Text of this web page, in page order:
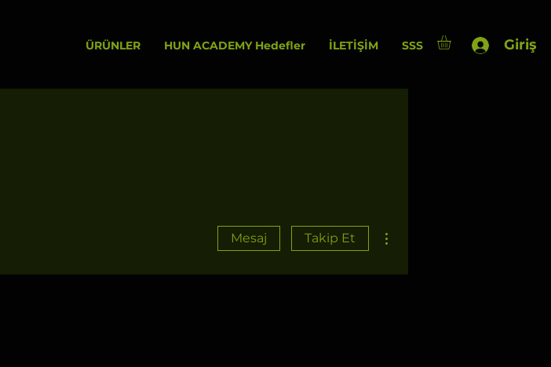
ÜRÜNLER HUN ACADEMY Hedefler İLETİŞİM SSS Giriş
Mesaj Takip Et